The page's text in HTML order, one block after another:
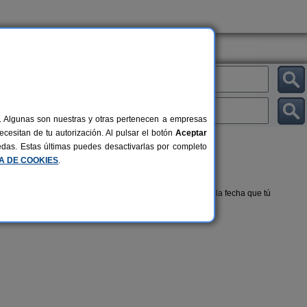
y sencilla, alquilando un alojamiento rural disponible en la fecha que tú
son nuestras y otras pertenecen a empresas
de tu autorización. Al pulsar el botón Aceptar
Estas últimas puedes desactivarlas por completo
DE COOKIES.